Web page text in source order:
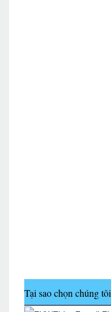
Tại sao chọn chúng tôi